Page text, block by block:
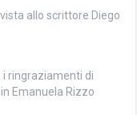
allo scrittore Diego
i ringraziamenti di
in Emanuela Rizzo